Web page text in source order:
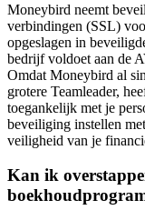
Moneybird neemt
verbindingen (SSL)
opgeslagen in
bedrijf voldoet aan de
Omdat Moneybird al
grotere Teamleader,
toegankelijk met je
beveiliging instellen
veiligheid van je
Kan ik